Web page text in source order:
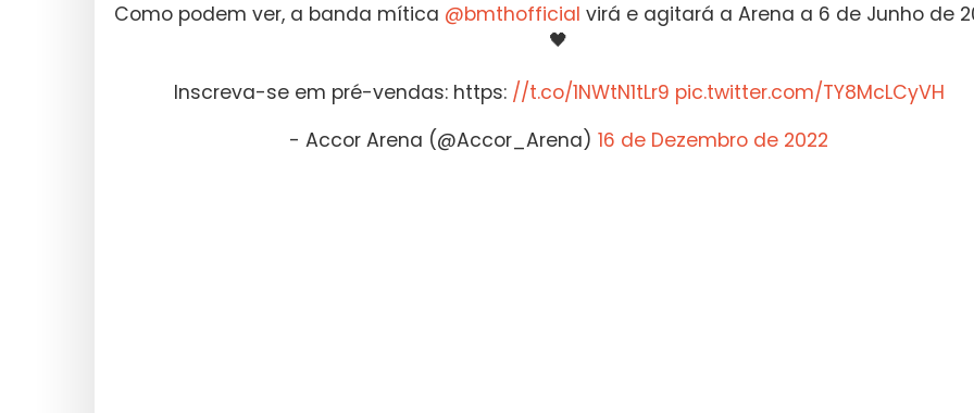
Como podem ver, a banda mítica @bmthofficial virá e agitará a Arena a 6 de Junho de
🖤
Inscreva-se em pré-vendas: https: //t.co/1NWtN1tLr9 pic.twitter.com/TY8McLCyVH
- Accor Arena (@Accor_Arena) 16 de Dezembro de 2022